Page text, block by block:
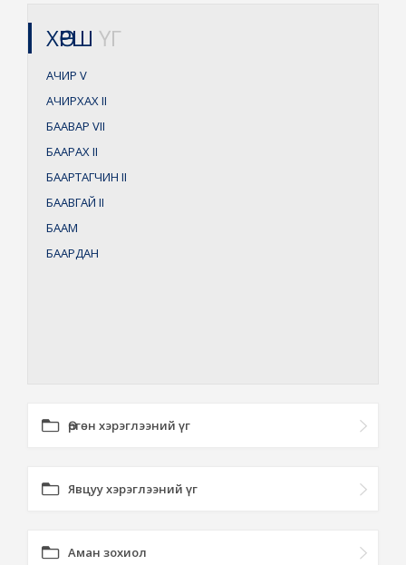
ХӨРШ ҮГ
АЧИР V
АЧИРХАХII
БААВАР VII
БААРАХII
БААРТАГЧИН II
БААВГАЙ II
БААМ
БААРДАН
Өргөн хэрэглээний үг
Явцуу хэрэглээний үг
Аман зохиол